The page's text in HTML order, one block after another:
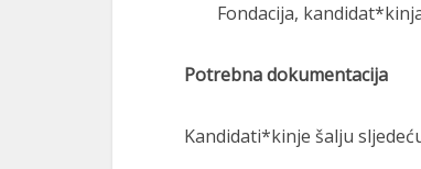
Fondacija,
Potrebna dokumentacija
Kandidati*kinje šalju